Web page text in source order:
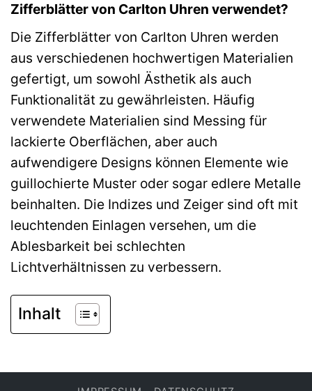
Zifferblätter von Carlton Uhren verwendet?
Die Zifferblätter von Carlton Uhren werden
aus verschiedenen hochwertigen Materialien
gefertigt, um sowohl Ästhetik als auch
Funktionalität zu gewährleisten. Häufig
verwendete Materialien sind Messing für
lackierte Oberflächen, aber auch
aufwendigere Designs können Elemente wie
guillochierte Muster oder sogar edlere Metalle
beinhalten. Die Indizes und Zeiger sind oft mit
leuchtenden Einlagen versehen, um die
Ablesbarkeit bei schlechten
Lichtverhältnissen zu verbessern.
Inhalt